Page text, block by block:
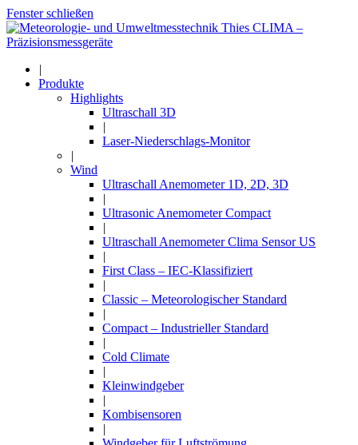
Fenster schließen
|
Produkte
Highlights
Ultraschall 3D
|
Laser-Niederschlags-Monitor
|
Wind
Ultraschall Anemometer 1D, 2D, 3D
|
Ultrasonic Anemometer Compact
|
Ultraschall Anemometer Clima Sensor US
|
First Class – IEC-Klassifiziert
|
Classic – Meteorologischer Standard
|
Compact – Industrieller Standard
|
Cold Climate
|
Kleinwindgeber
|
Kombisensoren
|